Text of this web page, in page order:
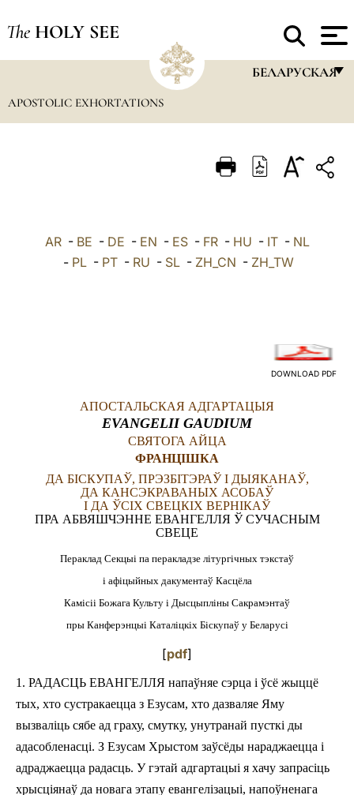
The HOLY SEE
БЕЛАРУСКАЯ
ITALIANO
DEUTSCH
中文
LATINE
APOSTOLIC EXHORTATIONS
AR- BE - DE - EN - ES- FR- HU - IT- NL
- PL - PT - RU - SL - ZH_CN - ZH_TW
DOWNLOAD PDF
АПОСТАЛЬСКАЯ АДГАРТАЦЫЯ
EVANGELII GAUDIUM
СВЯТОГА АЙЦА
ФРАНЦІШКА
ДА БІСКУПАЎ, ПРЭЗБІТЭРАЎ І ДЫЯКАНАЎ,
ДА КАНСЭКРАВАНЫХ АСОБАЎ
І ДА ЎСІХ СВЕЦКІХ ВЕРНІКАЎ
ПРА АБВЯШЧЭННЕ ЕВАНГЕЛЛЯ Ў СУЧАСНЫМ
СВЕЦЕ
Пераклад Секцыі па перакладзе літургічных тэкстаў
і афіцыйных дакументаў Касцёла
Камісіі Божага Культу і Дысцыпліны Сакрамэнтаў
пры Канферэнцыі Каталіцкіх Біскупаў у Беларусі
[pdf]
1. РАДАСЦЬ ЕВАНГЕЛЛЯ напаўняе сэрца і ўсё жыццё
тых, хто сустракаецца з Езусам, хто дазваляе Яму
вызваліць сябе ад граху, смутку, унутранай пусткі ды
адасобленасці. З Езусам Хрыстом заўсёды нараджаецца і
адраджаецца радасць. У гэтай адгартацыі я хачу запрасіць
хрысціянаў да новага этапу евангелізацыі, напоўненага